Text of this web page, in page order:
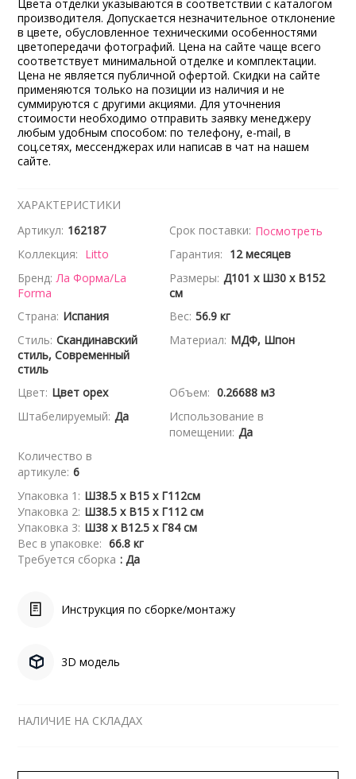
Цвета отделки указываются в соответствии с каталогом
производителя. Допускается незначительное отклонение
в цвете, обусловленное техническими особенностями
цветопередачи фотографий. Цена на сайте чаще всего
соответствует минимальной отделке и комплектации.
Цена не является публичной офертой. Скидки на сайте
применяются только на позиции из наличия и не
суммируются с другими акциями. Для уточнения
стоимости необходимо отправить заявку менеджеру
любым удобным способом: по телефону, e-mail, в
соц.сетях, мессенджерах или написав в чат на нашем
сайте.
ХАРАКТЕРИСТИКИ
Артикул: 162187 Срок поставки: Посмотреть
Коллекция: Litto Гарантия: 12 месяцев
Бренд: Ла Форма/La
Forma
Размеры: Д101 x Ш30 x В152
см
Страна: Испания Вес: 56.9 кг
Стиль: Скандинавский
стиль, Современный
стиль
Материал: МДФ, Шпон
Цвет: Цвет орех Объем: 0.26688 м3
Штабелируемый: Да
Использование в
помещении: Да
Количество в
артикуле: 6
Упаковка 1: Ш38.5 x В15 x Г112см
Упаковка 2: Ш38.5 x В15 x Г112 см
Упаковка 3: Ш38 x В12.5 x Г84 см
Вес в упаковке: 66.8 кг
Требуется сборка : Да
Инструкция по сборке/монтажу
3D модель
НАЛИЧИЕ НА СКЛАДАХ